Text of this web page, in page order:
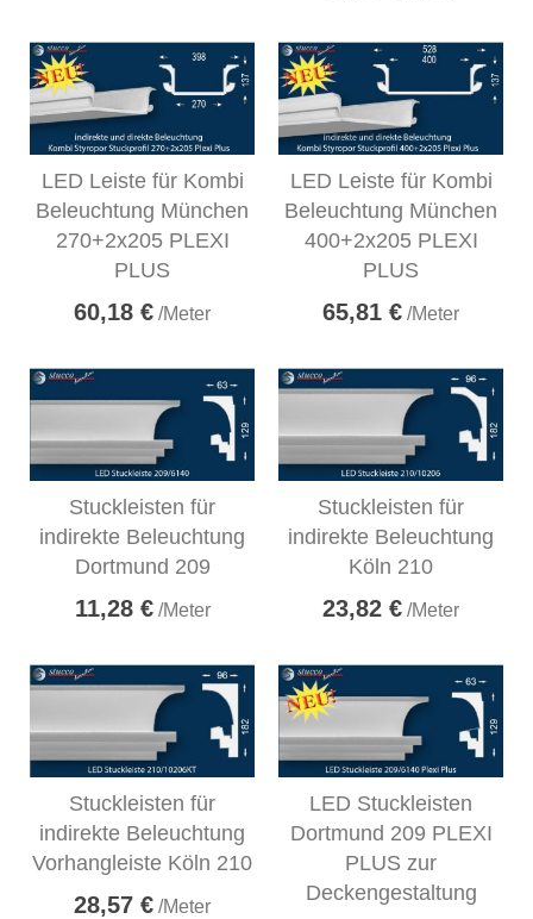
LED Leiste für Kombi
Beleuchtung München
270+2x205 PLEXI
PLUS
60,18 € /Meter
LED Leiste für Kombi
Beleuchtung München
400+2x205 PLEXI
PLUS
65,81 € /Meter
Stuckleisten für
indirekte Beleuchtung
Dortmund 209
11,28 €/Meter
Stuckleisten für
indirekte Beleuchtung
Köln 210
23,82 € /Meter
Stuckleisten für
indirekte Beleuchtung
Vorhangleiste Köln 210
28,57 € /Meter
LED Stuckleisten
Dortmund 209 PLEXI
PLUS zur
Deckengestaltung